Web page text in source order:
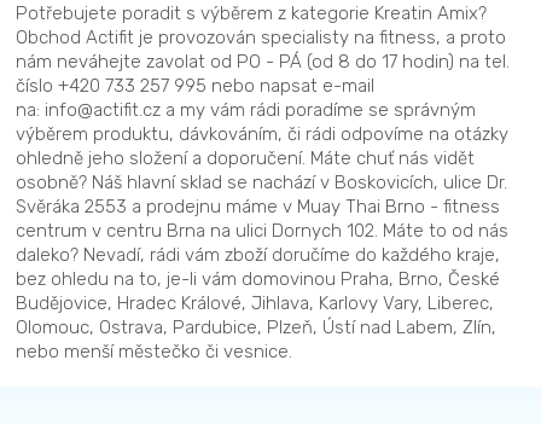
Potřebujete poradit s výběrem z kategorie Kreatin Amix?
Obchod Actifit je provozován specialisty na fitness, a proto
nám neváhejte zavolat od PO - PÁ (od 8 do 17 hodin) na tel.
číslo +420 733 257 995 nebo napsat e-mail
na: info@actifit.cz a my vám rádi poradíme se správným
výběrem produktu, dávkováním, či rádi odpovíme na otázky
ohledně jeho složení a doporučení. Máte chuť nás vidět
osobně? Náš hlavní sklad se nachází v Boskovicích, ulice Dr.
Svěráka 2553 a prodejnu máme v Muay Thai Brno - fitness
centrum v centru Brna na ulici Dornych 102. Máte to od nás
daleko? Nevadí, rádi vám zboží doručíme do každého kraje,
bez ohledu na to, je-li vám domovinou Praha, Brno, České
Budějovice, Hradec Králové, Jihlava, Karlovy Vary, Liberec,
Olomouc, Ostrava, Pardubice, Plzeň, Ústí nad Labem, Zlín,
nebo menší městečko či vesnice.